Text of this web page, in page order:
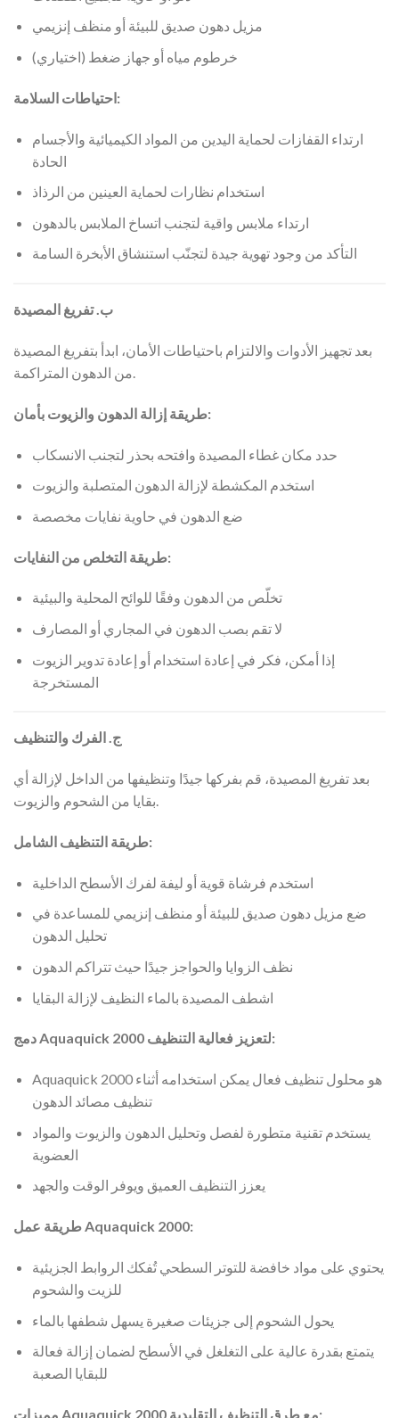
مزيل دهون صديق للبيئة أو منظف إنزيمي
خرطوم مياه أو جهاز ضغط (اختياري)
احتياطات السلامة:
ارتداء القفازات لحماية اليدين من المواد الكيميائية والأجسام
الحادة
استخدام نظارات لحماية العينين من الرذاذ
ارتداء ملابس واقية لتجنب اتساخ الملابس بالدهون
التأكد من وجود تهوية جيدة لتجنّب استنشاق الأبخرة السامة
ب. تفريغ المصيدة
بعد تجهيز الأدوات والالتزام باحتياطات الأمان، ابدأ بتفريغ المصيدة
من الدهون المتراكمة.
طريقة إزالة الدهون والزيوت بأمان:
حدد مكان غطاء المصيدة وافتحه بحذر لتجنب الانسكاب
استخدم المكشطة لإزالة الدهون المتصلبة والزيوت
ضع الدهون في حاوية نفايات مخصصة
طريقة التخلص من النفايات:
تخلّص من الدهون وفقًا للوائح المحلية والبيئية
لا تقم بصب الدهون في المجاري أو المصارف
إذا أمكن، فكر في إعادة استخدام أو إعادة تدوير الزيوت
المستخرجة
ج. الفرك والتنظيف
بعد تفريغ المصيدة، قم بفركها جيدًا وتنظيفها من الداخل لإزالة أي
بقايا من الشحوم والزيوت.
طريقة التنظيف الشامل:
استخدم فرشاة قوية أو ليفة لفرك الأسطح الداخلية
ضع مزيل دهون صديق للبيئة أو منظف إنزيمي للمساعدة في
تحليل الدهون
نظف الزوايا والحواجز جيدًا حيث تتراكم الدهون
اشطف المصيدة بالماء النظيف لإزالة البقايا
دمج Aquaquick 2000 لتعزيز فعالية التنظيف:
Aquaquick 2000 هو محلول تنظيف فعال يمكن استخدامه أثناء
تنظيف مصائد الدهون
يستخدم تقنية متطورة لفصل وتحليل الدهون والزيوت والمواد
العضوية
يعزز التنظيف العميق ويوفر الوقت والجهد
طريقة عمل Aquaquick 2000:
يحتوي على مواد خافضة للتوتر السطحي تُفكك الروابط الجزيئية
للزيت والشحوم
يحول الشحوم إلى جزيئات صغيرة يسهل شطفها بالماء
يتمتع بقدرة عالية على التغلغل في الأسطح لضمان إزالة فعالة
للبقايا الصعبة
مميزات Aquaquick 2000 مع طرق التنظيف التقليدية: